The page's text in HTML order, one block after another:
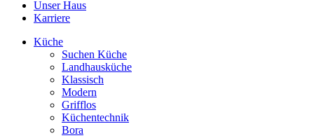
Unser Haus
Karriere
Küche
Suchen Küche
Landhausküche
Klassisch
Modern
Grifflos
Küchentechnik
Bora